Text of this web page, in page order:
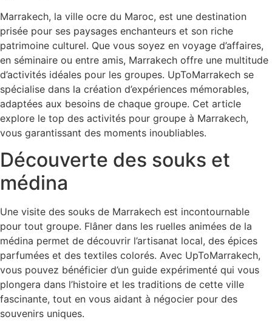
Marrakech, la ville ocre du Maroc, est une destination
prisée pour ses paysages enchanteurs et son riche
patrimoine culturel. Que vous soyez en voyage d’affaires,
en séminaire ou entre amis, Marrakech offre une multitude
d’activités idéales pour les groupes. UpToMarrakech se
spécialise dans la création d’expériences mémorables,
adaptées aux besoins de chaque groupe. Cet article
explore le top des activités pour groupe à Marrakech,
vous garantissant des moments inoubliables.
Découverte des souks et
médina
Une visite des souks de Marrakech est incontournable
pour tout groupe. Flâner dans les ruelles animées de la
médina permet de découvrir l’artisanat local, des épices
parfumées et des textiles colorés. Avec UpToMarrakech,
vous pouvez bénéficier d’un guide expérimenté qui vous
plongera dans l’histoire et les traditions de cette ville
fascinante, tout en vous aidant à négocier pour des
souvenirs uniques.